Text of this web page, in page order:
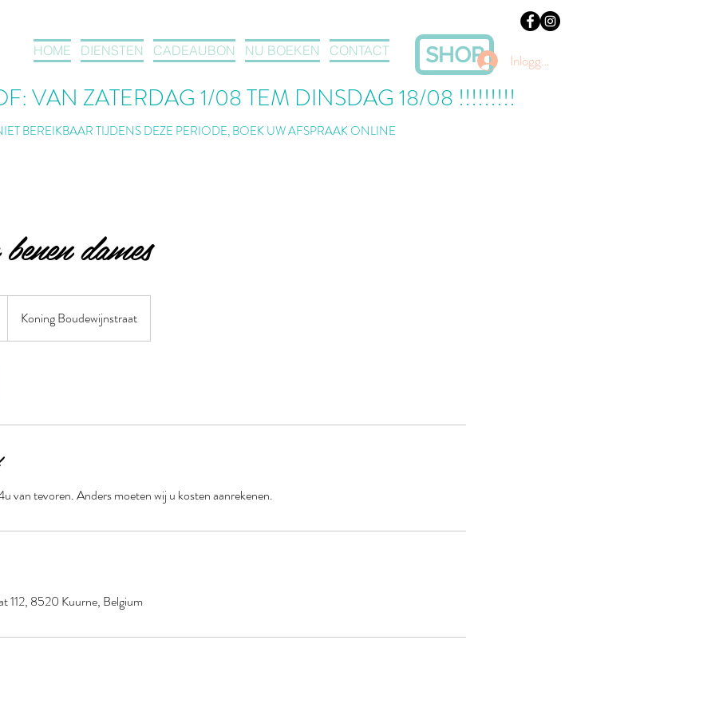
HOME DIENSTEN CADEAUBON NU BOEKEN CONTACT SHOP Inloggen
VAN ZATERDAG 1/08 TEM DINSDAG 18/08 !!!!!!!!!
BEREIKBAAR TIJDENS DEZE PERIODE, BOEK UW AFSPRAAK ONLINE
dames
Koning Boudewijnstraat
van tevoren. Anders moeten wij u kosten aanrekenen.
112, 8520 Kuurne, Belgium